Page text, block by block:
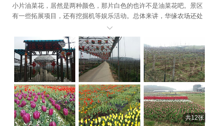
小片油菜花，居然是两种颜色，那片白色的也许不是油菜花吧。景区
有一些拓展项目，还有挖掘机等娱乐活动。总体来讲，华缘农场还处
于刚起步，里面很多地方都不完善，面积也不大，走马观花看看，十
分钟估计都够了，走那么远的路看这个景点感觉有些不值，等以后建
设好了，再来看看。

共12张